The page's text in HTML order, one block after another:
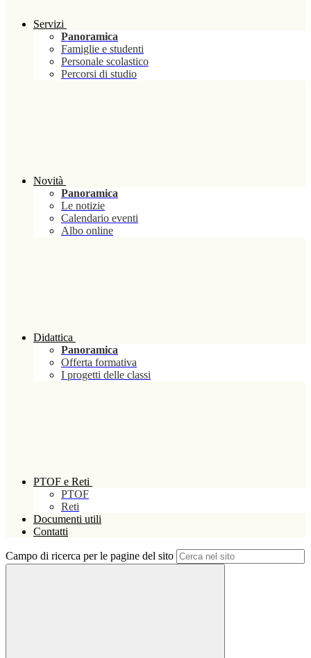
Servizi
Panoramica
Famiglie e studenti
Personale scolastico
Percorsi di studio
Novità
Panoramica
Le notizie
Calendario eventi
Albo online
Didattica
Panoramica
Offerta formativa
I progetti delle classi
PTOF e Reti
PTOF
Reti
Documenti utili
Contatti
Campo di ricerca per le pagine del sito